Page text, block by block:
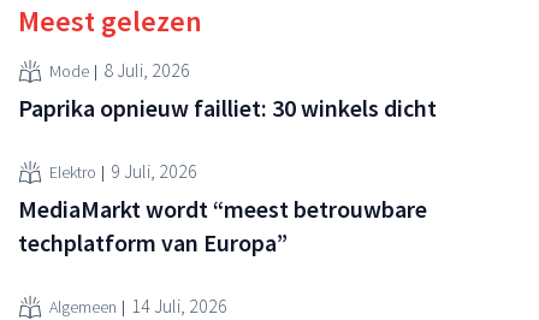
Meest gelezen
Mode 8 Juli, 2026
Paprika opnieuw failliet: 30 winkels dicht
Elektro 9 Juli, 2026
MediaMarkt wordt “meest betrouwbare
techplatform van Europa”
Algemeen 14 Juli, 2026